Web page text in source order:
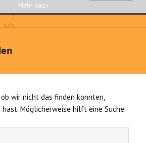
wir nicht das finden konnten,
Möglicherweise hilft eine Suche.
Mehr dazu